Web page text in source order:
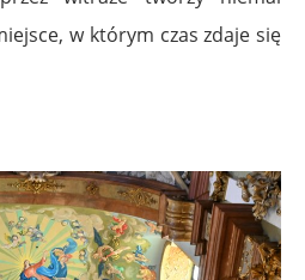
w którym czas zdaje się